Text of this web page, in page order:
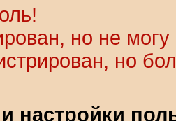
но не могу
но
настройки